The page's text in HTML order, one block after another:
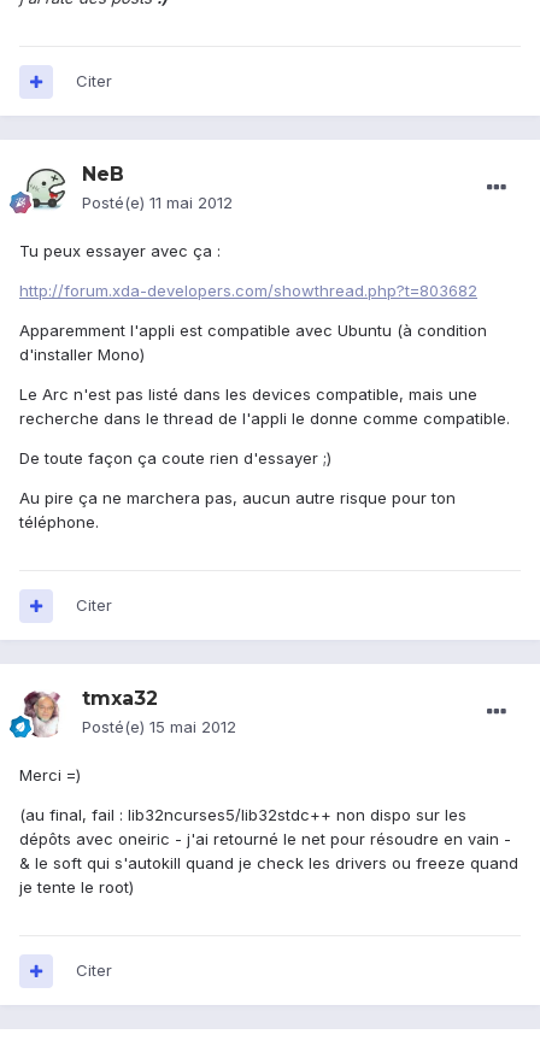
Citer
NeB
Posté(e) 11 mai 2012
Tu peux essayer avec ça :
http://forum.xda-developers.com/showthread.php?t=803682
Apparemment l'appli est compatible avec Ubuntu (à condition
d'installer Mono)
Le Arc n'est pas listé dans les devices compatible, mais une
recherche dans le thread de l'appli le donne comme compatible.
De toute façon ça coute rien d'essayer ;)
Au pire ça ne marchera pas, aucun autre risque pour ton
téléphone.
Citer
tmxa32
Posté(e) 15 mai 2012
Merci =)
(au final, fail : lib32ncurses5/lib32stdc++ non dispo sur les
dépôts avec oneiric - j'ai retourné le net pour résoudre en vain -
& le soft qui s'autokill quand je check les drivers ou freeze quand
je tente le root)
Citer